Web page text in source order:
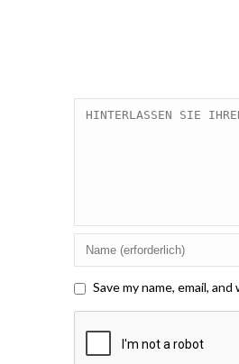
Save my name, email,